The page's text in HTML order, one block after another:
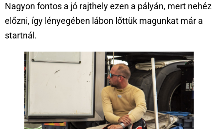
Nagyon fontos a jó rajthely ezen a pályán, mert nehéz
előzni, így lényegében lábon lőttük magunkat már a
startnál.